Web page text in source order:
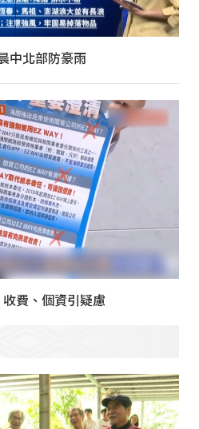
中北部防豪雨
費、個資引疑慮